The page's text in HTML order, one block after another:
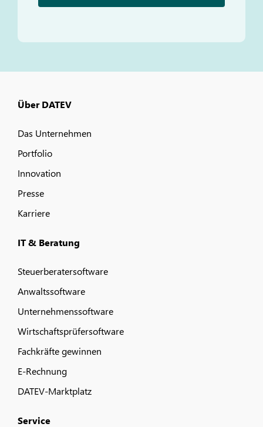
Über DATEV
Das Unternehmen
Portfolio
Innovation
Presse
Karriere
IT & Beratung
Steuerberatersoftware
Anwaltssoftware
Unternehmenssoftware
Wirtschaftsprüfersoftware
Fachkräfte gewinnen
E-Rechnung
DATEV-Marktplatz
Service